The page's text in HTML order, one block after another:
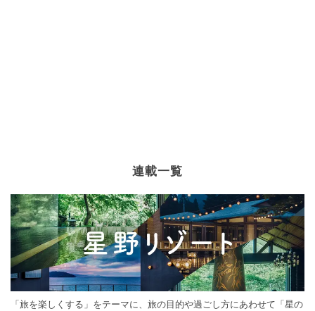
連載一覧
「旅を楽しくする」をテーマに、旅の目的や過ごし方にあわせて「星の